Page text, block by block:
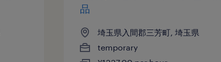
品
埼玉県入間郡三芳町, 埼玉県
temporary